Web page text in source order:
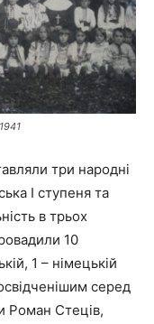
три народні
І ступеня та
в трьох
10
1 – німецькій
серед
Роман Стеців,